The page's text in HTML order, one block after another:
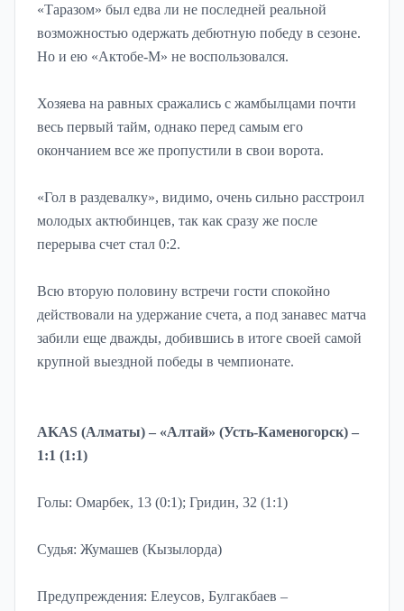
«Таразом» был едва ли не последней реальной
возможностью одержать дебютную победу в сезоне.
Но и ею «Актобе-М» не воспользовался.
Хозяева на равных сражались с жамбылцами почти
весь первый тайм, однако перед самым его
окончанием все же пропустили в свои ворота.
«Гол в раздевалку», видимо, очень сильно расстроил
молодых актюбинцев, так как сразу же после
перерыва счет стал 0:2.
Всю вторую половину встречи гости спокойно
действовали на удержание счета, а под занавес матча
забили еще дважды, добившись в итоге своей самой
крупной выездной победы в чемпионате.
AKAS (Алматы) – «Алтай» (Усть-Каменогорск) –
1:1 (1:1)
Голы: Омарбек, 13 (0:1); Гридин, 32 (1:1)
Судья: Жумашев (Кызылорда)
Предупреждения: Елеусов, Булгакбаев –